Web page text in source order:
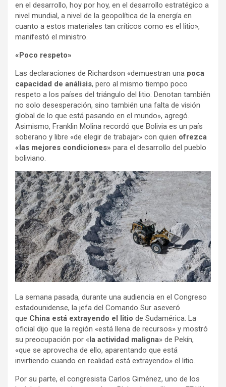
en el desarrollo, hoy por hoy, en el desarrollo estratégico a
nivel mundial, a nivel de la geopolítica de la energía en
cuanto a estos materiales tan críticos como es el litio»,
manifestó el ministro.
«Poco respeto»
Las declaraciones de Richardson «demuestran una poca
capacidad de análisis, pero al mismo tiempo poco
respeto a los países del triángulo del litio. Denotan también
no solo desesperación, sino también una falta de visión
global de lo que está pasando en el mundo», agregó.
Asimismo, Franklin Molina recordó que Bolivia es un país
soberano y libre «de elegir de trabajar» con quien ofrezca
«las mejores condiciones» para el desarrollo del pueblo
boliviano.
La semana pasada, durante una audiencia en el Congreso
estadounidense, la jefa del Comando Sur aseveró
que China está extrayendo el litio de Sudamérica. La
oficial dijo que la región «está llena de recursos» y mostró
su preocupación por «la actividad maligna» de Pekín,
«que se aprovecha de ello, aparentando que está
invirtiendo cuando en realidad está extrayendo» el litio.
Por su parte, el congresista Carlos Giménez, uno de los